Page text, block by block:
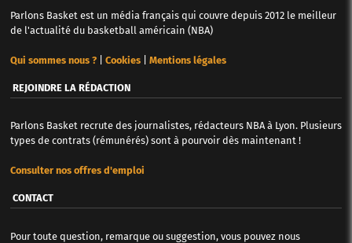
Parlons Basket est un média français qui couvre depuis 2012 le meilleur
de l'actualité du basketball américain (NBA)
Qui sommes nous ?| Cookies| Mentions légales
REJOINDRE LA RÉDACTION
Parlons Basket recrute des journalistes, rédacteurs NBA à Lyon. Plusieurs
types de contrats (rémunérés) sont à pourvoir dès maintenant !
Consulter nos offres d'emploi
CONTACT
Pour toute question, remarque ou suggestion, vous pouvez nous